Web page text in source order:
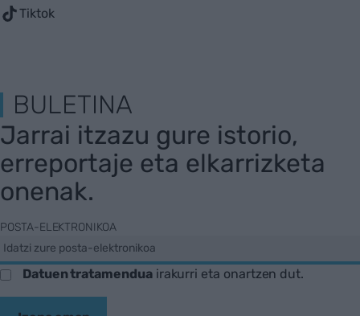
Tiktok
BULETINA
Jarrai itzazu gure istorio,
erreportaje eta elkarrizketa
onenak.
POSTA-ELEKTRONIKOA
Datuen tratamenduairakurri eta onartzen dut.